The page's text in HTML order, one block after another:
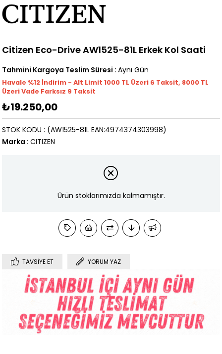
Citizen Eco-Drive AW1525-81L Erkek Kol Saati
Tahmini Kargoya Teslim Süresi : Aynı Gün
Havale %12 İndirim - Alt Limit 1000 TL Üzeri 6 Taksit, 8000 TL
Üzeri Vade Farksız 9 Taksit
₺19.250,00
(AW1525-81L EAN:4974374303998)
STOK KODU
Marka : CITIZEN
Ürün stoklarımızda kalmamıştır.
TAVSIYE ET YORUM YAZ